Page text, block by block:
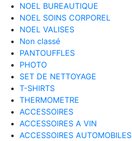
NOEL BUREAUTIQUE
NOEL SOINS CORPOREL
NOEL VALISES
Non classé
PANTOUFFLES
PHOTO
SET DE NETTOYAGE
T-SHIRTS
THERMOMETRE
ACCESSOIRES
ACCESSOIRES A VIN
ACCESSOIRES AUTOMOBILES